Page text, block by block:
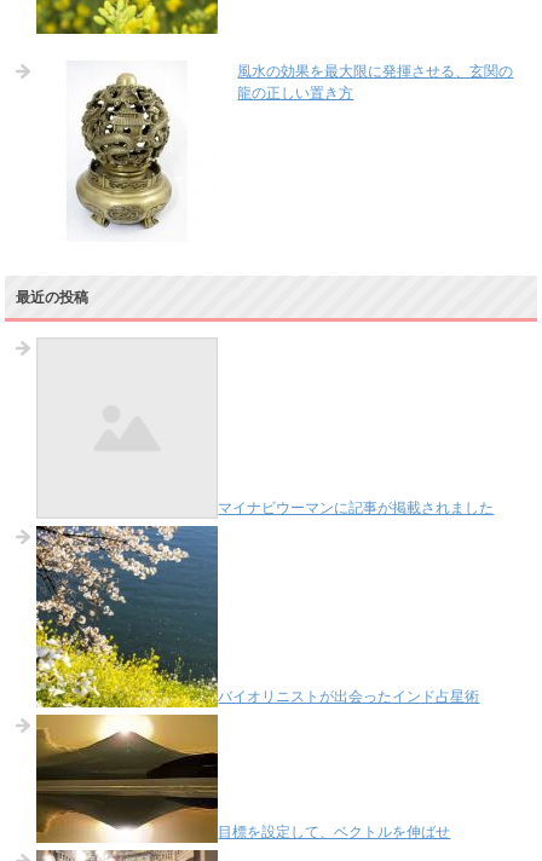
風水の効果を最大限に発揮させる、玄関の
龍の正しい置き方
最近の投稿
マイナビウーマンに記事が掲載されました
バイオリニストが出会ったインド占星術
目標を設定して、ベクトルを伸ばせ